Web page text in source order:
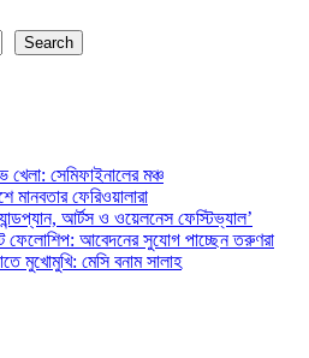
Search
খেলা: সেমিফাইনালের মঞ্চ
মানবতার ফেরিওয়ালারা
আর্টস ও ওয়েলনেস ফেস্টিভ্যাল’
ফেলোশিপ: আবেদনের সুযোগ পাচ্ছেন তরুণরা
মুখোমুখি: মেসি বনাম সালাহ